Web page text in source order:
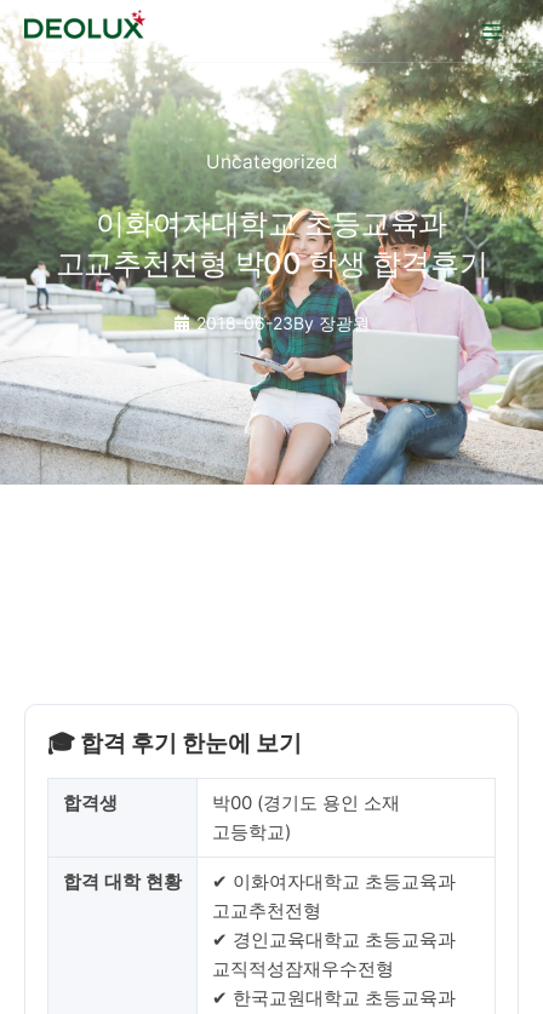
콘텐츠로
건너뛰기
Uncategorized
이화여자대학교 초등교육과
고교추천전형 박00 학생 합격후기
2018-06-23By장광원
🎓 합격 후기 한눈에 보기
합격생
박00 (경기도 용인 소재
고등학교)
합격 대학 현황
✔ 이화여자대학교 초등교육과
고교추천전형
✔ 경인교육대학교 초등교육과
교직적성잠재우수전형
✔ 한국교원대학교 초등교육과